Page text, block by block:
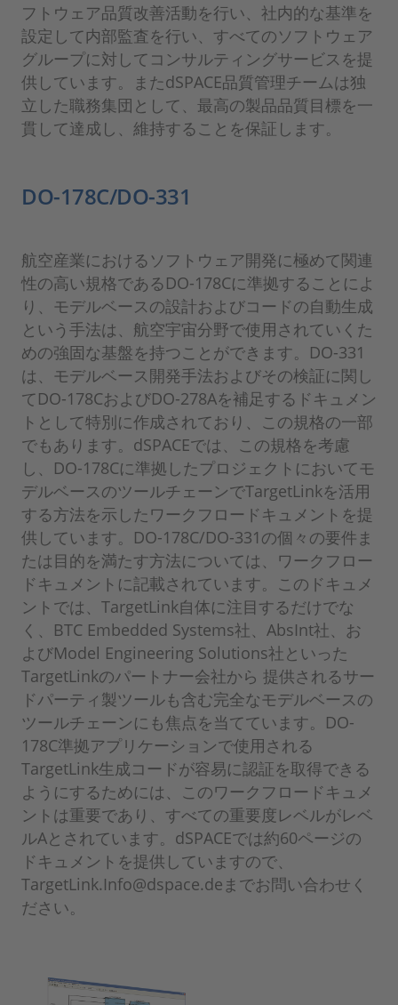
フトウェア品質改善活動を行い、社内的な基準を
設定して内部監査を行い、すべてのソフトウェア
グループに対してコンサルティングサービスを提
供しています。またdSPACE品質管理チームは独
立した職務集団として、最高の製品品質目標を一
貫して達成し、維持することを保証します。
DO-178C/DO-331
航空産業におけるソフトウェア開発に極めて関連
性の高い規格であるDO-178Cに準拠することによ
り、モデルベースの設計およびコードの自動生成
という手法は、航空宇宙分野で使用されていくた
めの強固な基盤を持つことができます。DO-331
は、モデルベース開発手法およびその検証に関し
てDO-178CおよびDO-278Aを補足するドキュメン
トとして特別に作成されており、この規格の一部
でもあります。dSPACEでは、この規格を考慮
し、DO-178Cに準拠したプロジェクトにおいてモ
デルベースのツールチェーンでTargetLinkを活用
する方法を示したワークフロードキュメントを提
供しています。DO-178C/DO-331の個々の要件ま
たは目的を満たす方法については、ワークフロー
ドキュメントに記載されています。このドキュメ
ントでは、TargetLink自体に注目するだけでな
く、BTC Embedded Systems社、AbsInt社、お
よびModel Engineering Solutions社といった
TargetLinkのパートナー会社から 提供されるサー
ドパーティ製ツールも含む完全なモデルベースの
ツールチェーンにも焦点を当てています。DO-
178C準拠アプリケーションで使用される
TargetLink生成コードが容易に認証を取得できる
ようにするためには、このワークフロードキュメ
ントは重要であり、すべての重要度レベルがレベ
ルAとされています。dSPACEでは約60ページの
ドキュメントを提供していますので、
TargetLink.Info@dspace.deまでお問い合わせく
ださい。